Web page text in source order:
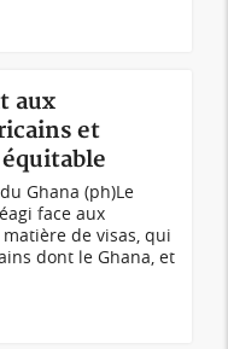
aux
et
Ghana (ph)Le
face aux
de visas, qui
dont le Ghana, et